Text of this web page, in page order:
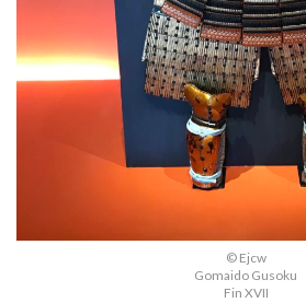
© Ejcw
Gomaido Gusoku
Fin XVII